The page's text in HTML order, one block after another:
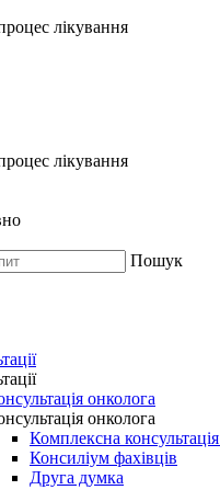
Пошук
онколога
онколога
Комплексна
Консиліум фахівців
Друга думка